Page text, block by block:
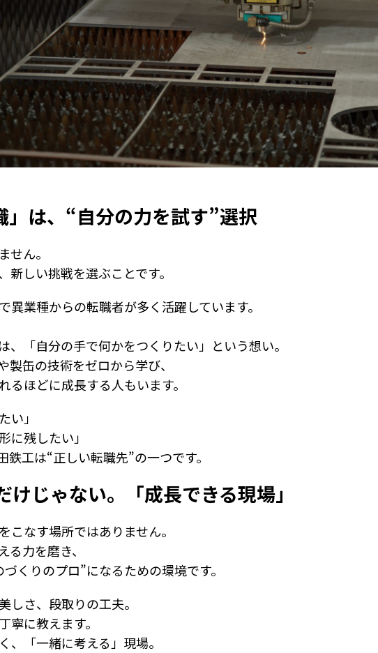
は、“自分の力を試す”選択
せん。
新しい挑戦を選ぶことです。
異業種からの転職者が多く活躍しています。
、「自分の手で何かをつくりたい」という想い。
製缶の技術をゼロから学び、
るほどに成長する人もいます。
い」
に残したい」
鉄工は“正しい転職先”の一つです。
じゃない。「成長できる現場」
こなす場所ではありません。
力を磨き、
くりのプロ”になるための環境です。
しさ、段取りの工夫。
寧に教えます。
、「一緒に考える」現場。